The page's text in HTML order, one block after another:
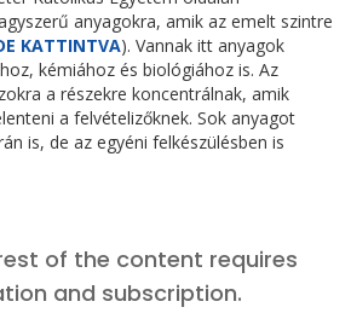
anyagokra, amik az emelt szintre
KATTINTVA). Vannak itt anyagok
kémiához és biológiához is. Az
a részekre koncentrálnak, amik
a felvételizőknek. Sok anyagot
is, de az egyéni felkészülésben is